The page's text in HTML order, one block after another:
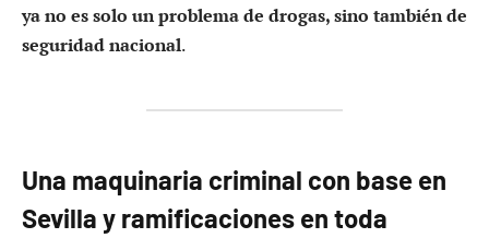
ya no es solo un problema de drogas, sino también de
seguridad nacional.
Una maquinaria criminal con base en
Sevilla y ramificaciones en toda